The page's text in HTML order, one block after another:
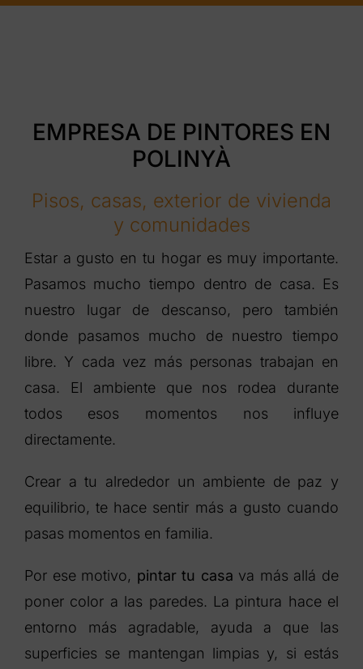
EMPRESA DE PINTORES EN
POLINYÀ
Pisos, casas, exterior de vivienda
y comunidades
Estar a gusto en tu hogar es muy importante.
Pasamos mucho tiempo dentro de casa. Es
nuestro lugar de descanso, pero también
donde pasamos mucho de nuestro tiempo
libre. Y cada vez más personas trabajan en
casa. El ambiente que nos rodea durante
todos esos momentos nos influye
directamente.
Crear a tu alrededor un ambiente de paz y
equilibrio, te hace sentir más a gusto cuando
pasas momentos en familia.
Por ese motivo, pintar tu casa va más allá de
poner color a las paredes. La pintura hace el
entorno más agradable, ayuda a que las
superficies se mantengan limpias y, si estás